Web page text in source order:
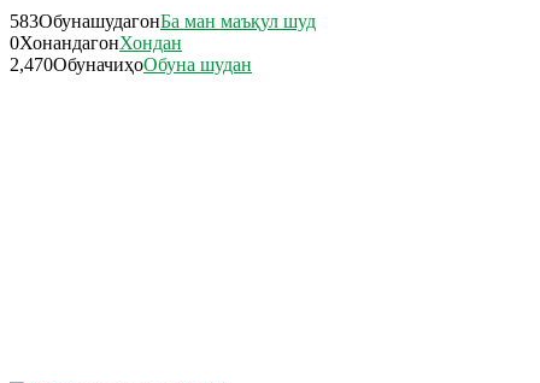
583ОбунашудагонБа ман маъқул шуд
0ХонандагонХондан
2,470ОбуначиҳоОбуна шудан